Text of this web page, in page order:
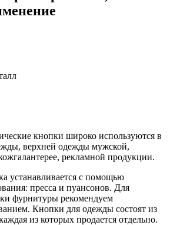
кнопки широко используются в
верхней одежды мужской,
рекламной продукции.
устанавливается с помощью
пресса и пуансонов. Для
фурнитуры рекомендуем
Кнопки для одежды состоят из
из которых продается отдельно.